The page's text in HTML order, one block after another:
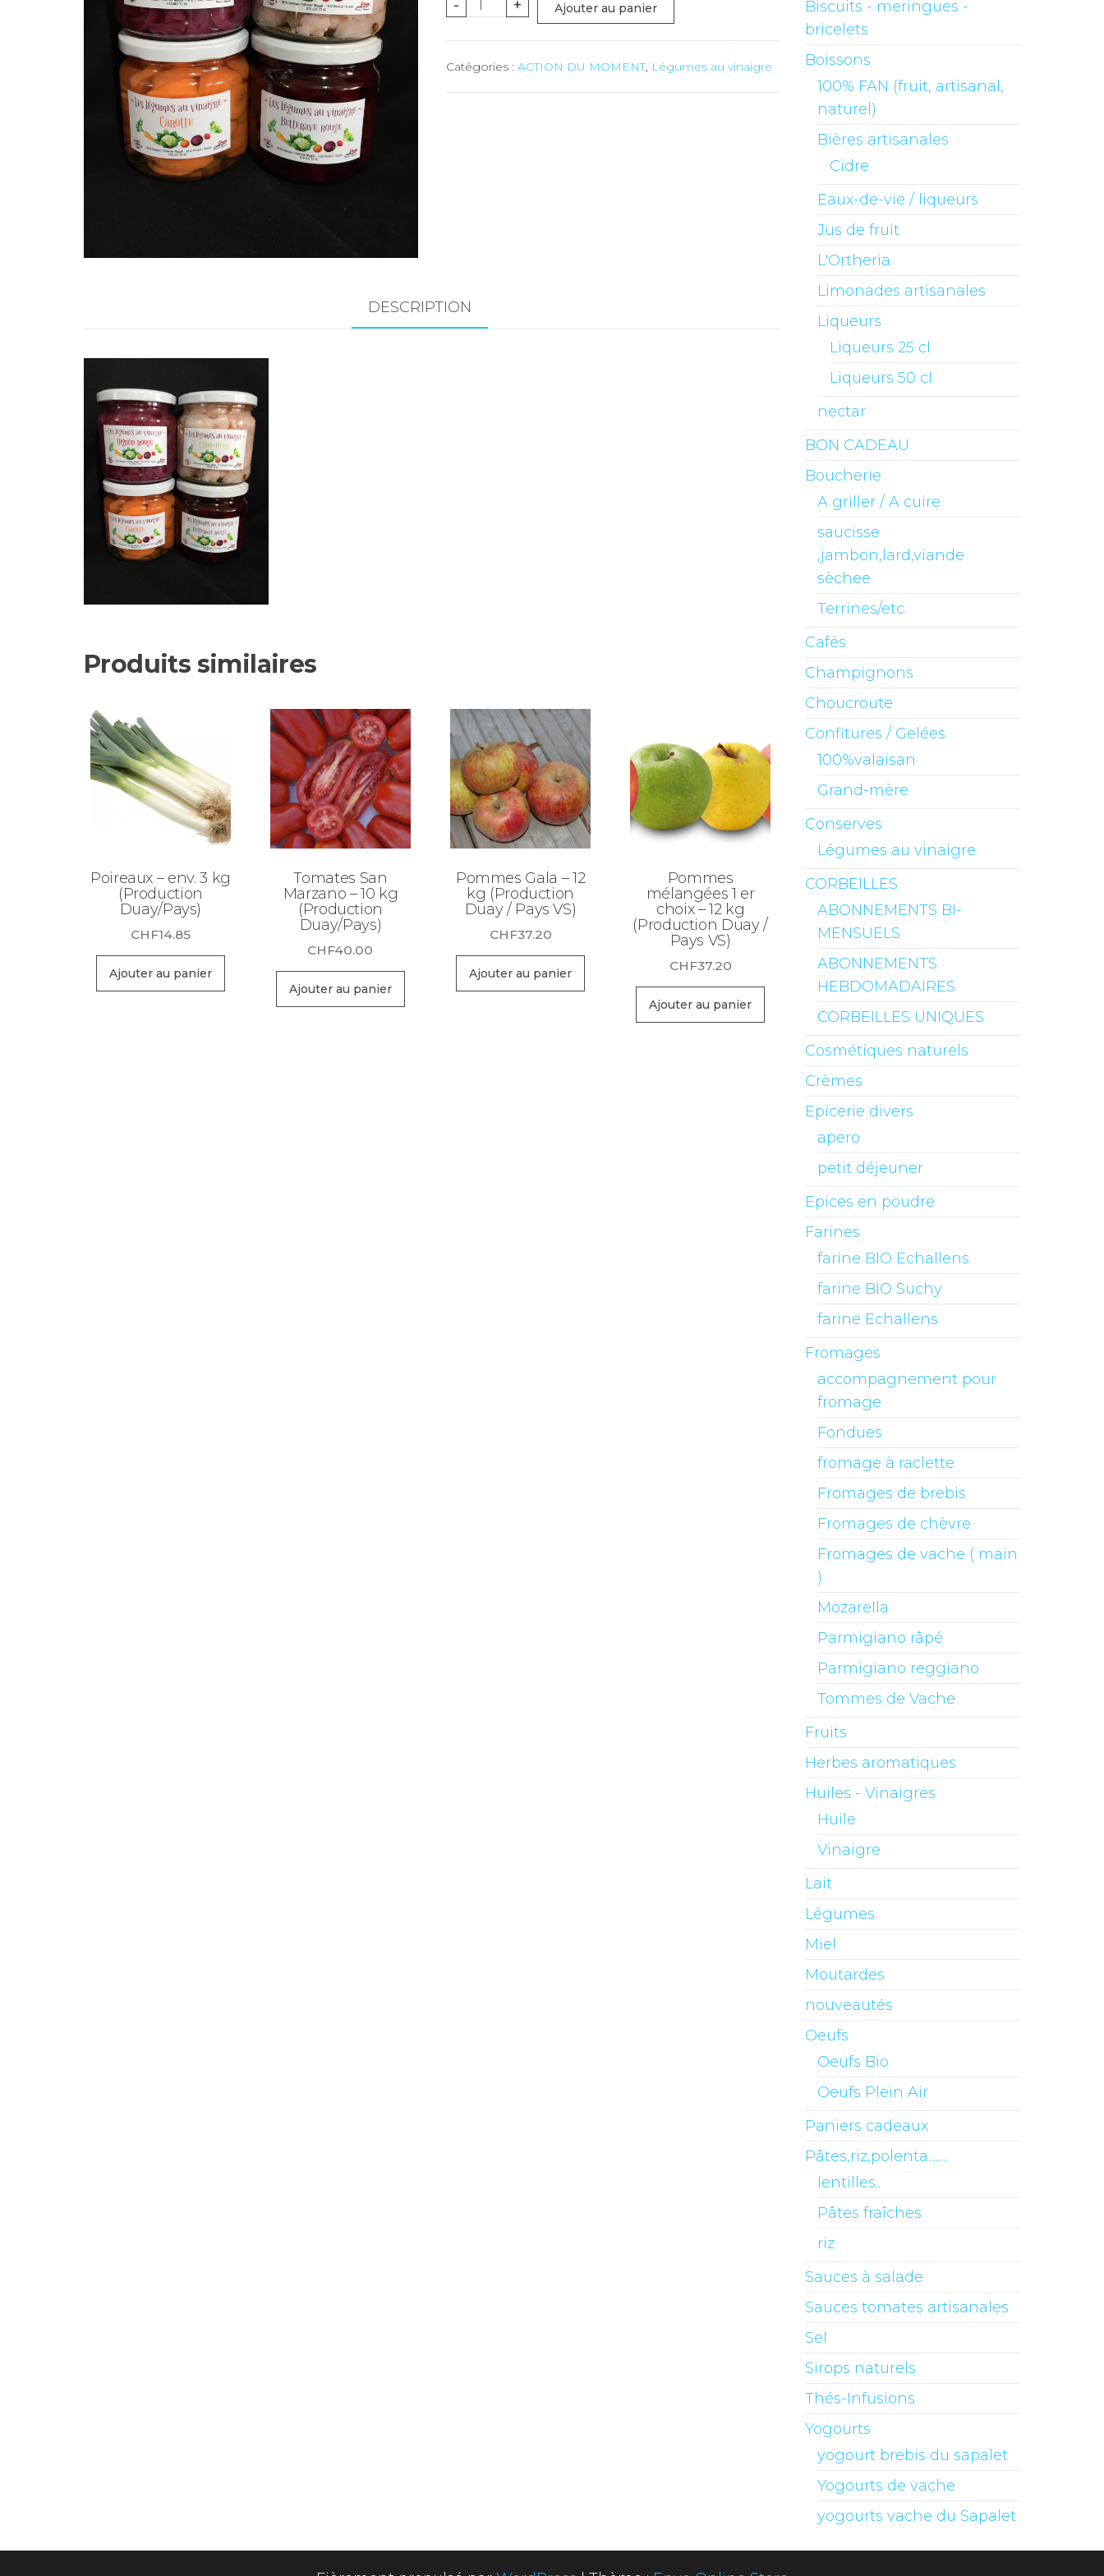
-
rouge
+ Ajouter au panier
Catégories : ACTION DU MOMENT, Légumes au vinaigre
DESCRIPTION
Produits similaires
Poireaux – env. 3 kg
(Production
Duay/Pays)
CHF14.85
Ajouter au panier
Tomates San
Marzano – 10 kg
(Production
Duay/Pays)
CHF40.00
Ajouter au panier
Pommes Gala – 12
kg (Production
Duay / Pays VS)
CHF37.20
Ajouter au panier
Pommes
mélangées 1 er
choix – 12 kg
(Production Duay /
Pays VS)
CHF37.20
Ajouter au panier
Biscuits - meringues -
bricelets
Boissons
100% FAN (fruit, artisanal,
naturel)
Bières artisanales
Cidre
Eaux-de-vie / liqueurs
Jus de fruit
L'Ortheria
Limonades artisanales
Liqueurs
Liqueurs 25 cl
Liqueurs 50 cl
nectar
BON CADEAU
Boucherie
A griller / A cuire
saucisse
,jambon,lard,viande
sèchee
Terrines/etc.
Cafés
Champignons
Choucroute
Confitures / Gelées
100%valaisan
Grand-mère
Conserves
Légumes au vinaigre
CORBEILLES
ABONNEMENTS BI-
MENSUELS
ABONNEMENTS
HEBDOMADAIRES
CORBEILLES UNIQUES
Cosmétiques naturels
Crèmes
Epicerie divers
apero
petit déjeuner
Epices en poudre
Farines
farine BIO Echallens
farine BIO Suchy
farine Echallens
Fromages
accompagnement pour
fromage
Fondues
fromage à raclette
Fromages de brebis
Fromages de chèvre
Fromages de vache ( main
)
Mozarella
Parmigiano râpé
Parmigiano reggiano
Tommes de Vache
Fruits
Herbes aromatiques
Huiles - Vinaigres
Huile
Vinaigre
Lait
Légumes
Miel
Moutardes
nouveautés
Oeufs
Oeufs Bio
Oeufs Plein Air
Paniers cadeaux
Pâtes,riz,polenta........
lentilles..
Pâtes fraîches
riz
Sauces à salade
Sauces tomates artisanales
Sel
Sirops naturels
Thés-Infusions
Yogourts
yogourt brebis du sapalet
Yogourts de vache
yogourts vache du Sapalet